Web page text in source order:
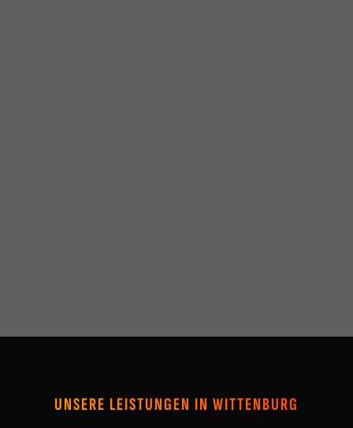
UNSERE LEISTUNGEN IN WITTENBURG